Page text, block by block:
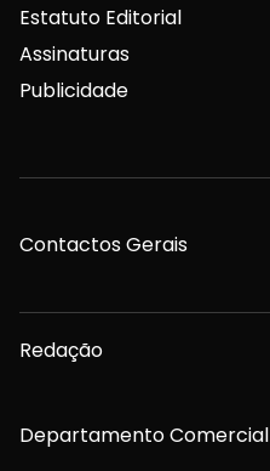
Estatuto Editorial
Assinaturas
Publicidade
Contactos Gerais
Redação
Departamento Comercial